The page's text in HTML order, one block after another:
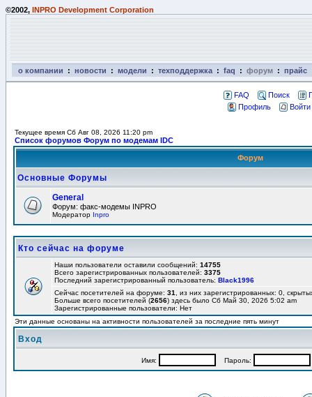
©2002, INPRO Development Corporation
о компании : новости : модели : техподдержка : faq : форум : прайс
FAQ Поиск
Профиль
Текущее время Сб Авг 08, 2026 11:20 pm
Список форумов Форум по модемам IDC
Форум
Основные Форумы
General
Форум: факс-модемы INPRO
Модератор Inpro
Кто сейчас на форуме
Наши пользователи оставили сообщений: 14755
Всего зарегистрированных пользователей: 3375
Последний зарегистрированный пользователь: Black1996
Сейчас посетителей на форуме: 31
, из них зарегистрированных: 0,
Больше всего посетителей (2656) здесь было Сб Май 30, 2026 5:02 am
Зарегистрированные пользователи: Нет
Эти данные основаны на активности пользователей за последние пять минут
Вход
Имя: Пароль: